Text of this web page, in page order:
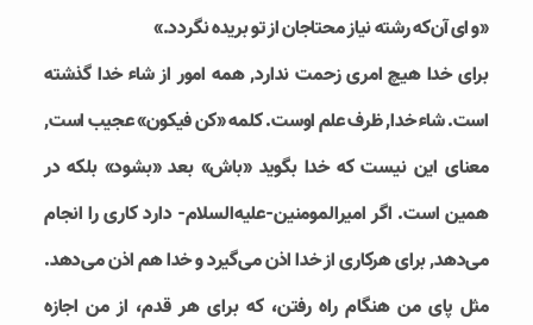
«و ای آن‌که رشته نیاز محتاجان از تو بریده نگردد.»
برای خدا هیچ امری زحمت ندارد, همه امور از شاء خدا گذشته
است. شاء خدا, ظرف علم اوست. کلمه «کن فیکون» عجیب است,
معنای این نیست که خدا بگوید «باش» بعد «بشود» بلکه در
همین است. اگر امیرالمومنین-علیه‌السلام- دارد کاری را انجام
می‌دهد, برای هرکاری از خدا اذن می‌گیرد و خدا هم اذن می‌دهد.
مثل پای من هنگام راه رفتن، که برای هر قدم، از من اجازه